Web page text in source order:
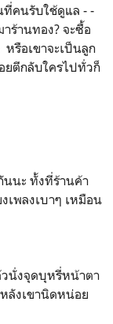
ที่คนรับใช้ดูแล - -
ร้านทอง? จะซื้อ
รือเขาจะเป็นลูก
ยตีกลับใครไปทั่วก็
นะ ทั้งที่ร้านค้า
พลงเบาๆ เหมือน
วนั่งจุดบุหรี่หน้าตา
ลังเขานิดหน่อย